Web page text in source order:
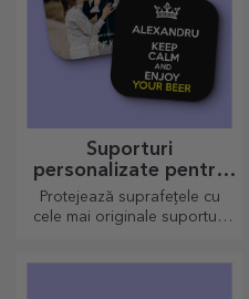
Suporturi
personalizate pentru
pahare
Protejează suprafețele cu
cele mai originale suporturi